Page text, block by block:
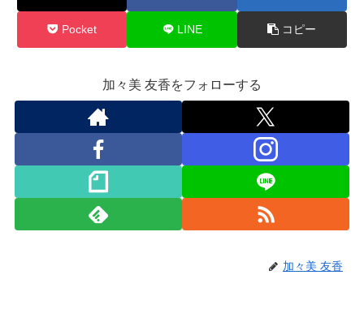
Pocket LINE コピー
加々美 友香をフォローする
加々美 友香